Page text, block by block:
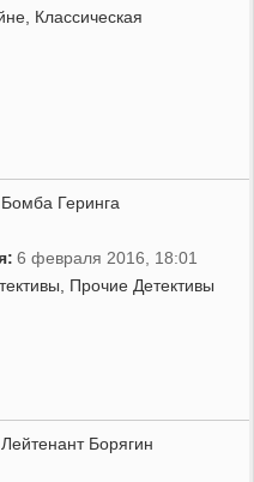
Классическая
Бомба Геринга
6 февраля 2016, 18:01
Прочие Детективы
Лейтенант Борягин